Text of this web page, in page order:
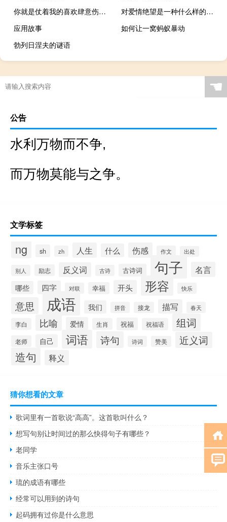
你就是仗着我的喜欢肆意伤害我，还偏偏妄想着我永远不会离开
对爱情绝望是一种什么样的感觉
应用故事
如何让一窝蚂蚁暴动
勃列日涅夫的谜语
☚
公告
水利万物而不争,
而万物莫能与之争。
文学标签
ng sh zh 人生 什么 伤感 作文 出处
别人 励志 反义词 古诗 古诗词 句子 名言
哪些 四字 对联 幸福 开头 形容 快乐
意思 成语 我们 拼音 接龙 描写 春天
李白 比喻 爱情 生肖 祝福 祝福语 组词
老师 自己 词语 诗句 诗词 赞美 近义词
造句 释义
猜你想看的文章
歌词里有一首歌说“高高”。这首歌叫什么？
想写句别让时间过的那么快得句子有哪些？
老同学
音乐主张口号
琉的成语有哪些
经常可以用到的诗句
起码拥有过你是什么意思